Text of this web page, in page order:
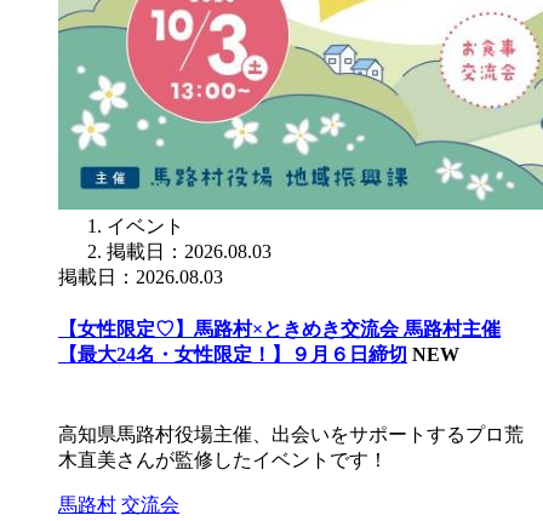
イベント
掲載日：2026.08.03
掲載日：2026.08.03
【女性限定♡】馬路村×ときめき交流会 馬路村主催
【最大24名・女性限定！】９月６日締切 NEW
高知県馬路村役場主催、出会いをサポートするプロ荒
木直美さんが監修したイベントです！
馬路村 交流会